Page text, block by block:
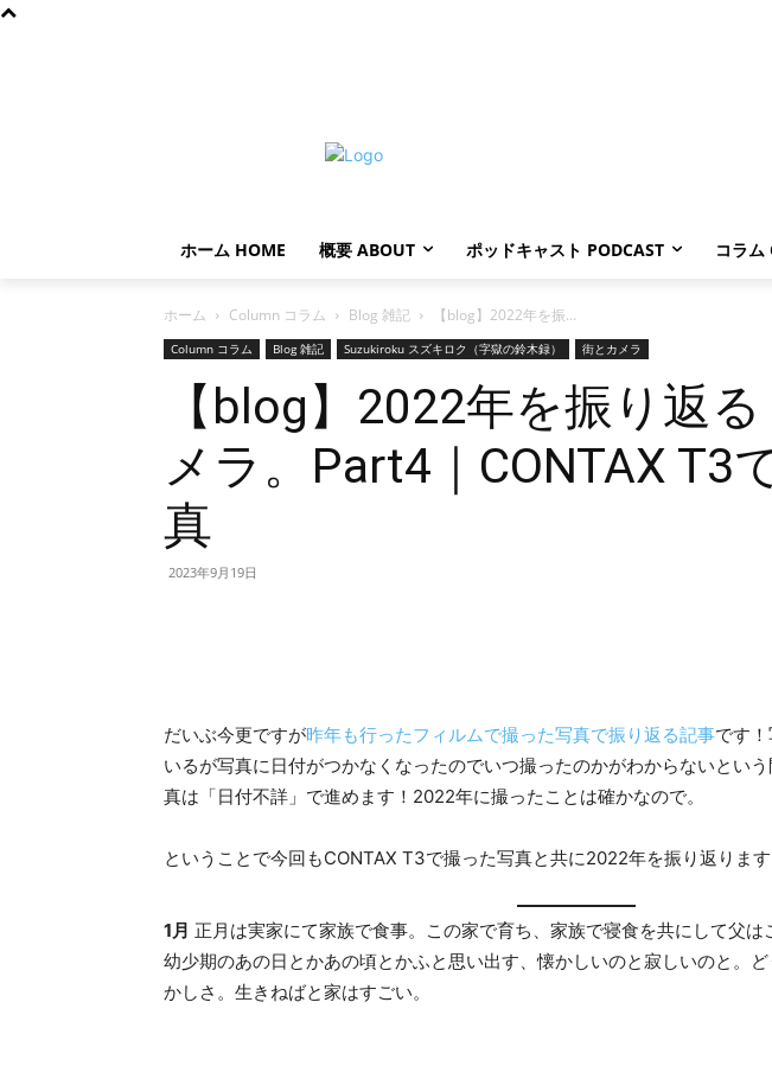
ホーム HOME 概要 ABOUT ポッドキャスト PODCAST コラ
ホーム Column コラム Blog 雑記 【blog】2022年を振...
Column コラム Blog 雑記 Suzukiroku スズキロク（字獄の鈴木録） 街とカメラ
【blog】2022年を振り返
メラ。Part4｜CONTAX T3
真
2023年9月19日
だいぶ今更ですが昨年も行ったフィルムで撮った写真で振り返る記事です
いるが写真に日付がつかなくなったのでいつ撮ったのかがわからないとい
真は「日付不詳」で進めます！2022年に撮ったことは確かなので。
ということで今回もCONTAX T3で撮った写真と共に2022年を振り返ります
1月 正月は実家にて家族で食事。この家で育ち、家族で寝食を共にして父は
幼少期のあの日とかあの頃とかふと思い出す、懐かしいのと寂しいのと。
かしさ。生きねばと家はすごい。